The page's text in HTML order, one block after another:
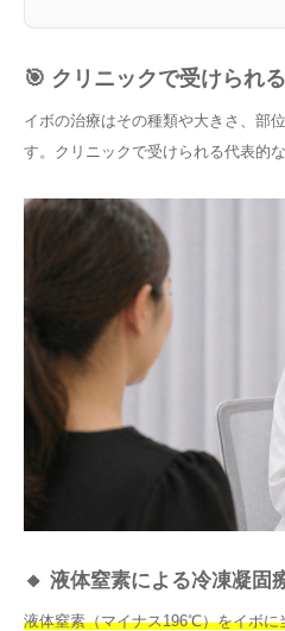
🎯 クリニックで受けられ
イボの治療はその種類や大きさ、部
す。クリニックで受けられる代表的
🔸 液体窒素による冷凍凝固
液体窒素（マイナス196℃）をイボに